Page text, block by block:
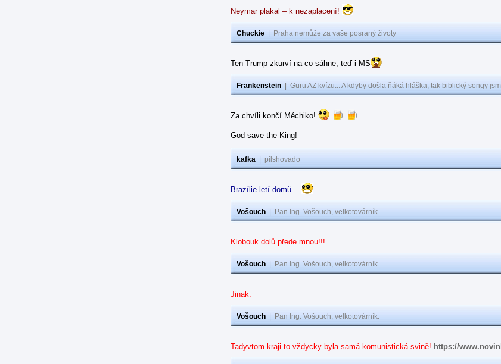
Neymar plakal – k nezaplacení!
Chuckie Praha nemůže za vaše posraný životy
Ten Trump zkurví na co sáhne, teď i MS
Frankenstein Guru AZ kvízu... A kdyby došla ňáká hláška, tak biblický songy
Za chvíli končí Méchiko!
God save the King!
kafka pilshovado
Brazílie letí domů…
Vošouch Pan Ing. Vošouch, velkotovárník.
Klobouk dolů přede mnou!!!
Vošouch Pan Ing. Vošouch, velkotovárník.
Jinak.
Vošouch Pan Ing. Vošouch, velkotovárník.
Tadyvtom kraji to vždycky byla samá komunistická svině! https://